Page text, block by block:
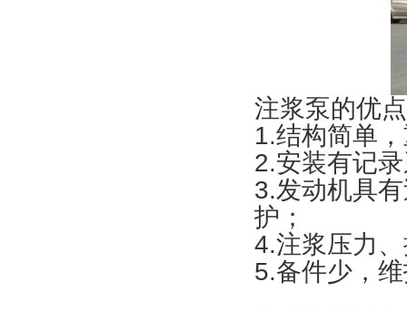
注浆泵的优
1.结构简单
2.安装有记
3.发动机具
护；
4.注浆压力
5.备件少，